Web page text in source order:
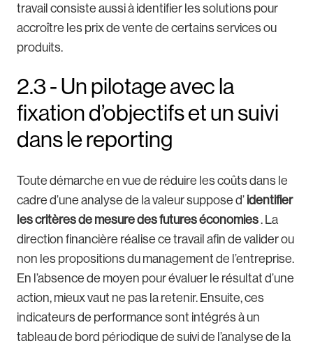
travail consiste aussi à identifier les solutions pour
accroître les prix de vente de certains services ou
produits.
2.3 - Un pilotage avec la
fixation d’objectifs et un suivi
dans le reporting
Toute démarche en vue de réduire les coûts dans le
cadre d’une analyse de la valeur suppose d’ identifier
les critères de mesure des futures économies. La
direction financière réalise ce travail afin de valider ou
non les propositions du management de l’entreprise.
En l’absence de moyen pour évaluer le résultat d’une
action, mieux vaut ne pas la retenir. Ensuite, ces
indicateurs de performance sont intégrés à un
tableau de bord périodique de suivi de l’analyse de la